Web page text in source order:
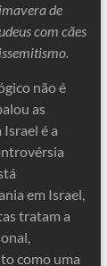
de
com cães
não é
as
é a
em Israel,
tratam a
como uma